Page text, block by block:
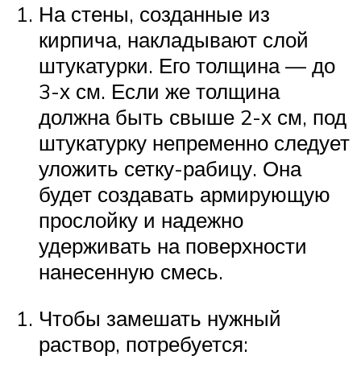
На стены, созданные из
кирпича, накладывают слой
штукатурки. Его толщина — до
3-х см. Если же толщина
должна быть свыше 2-х см, под
штукатурку непременно следует
уложить сетку-рабицу. Она
будет создавать армирующую
прослойку и надежно
удерживать на поверхности
нанесенную смесь.
Чтобы замешать нужный
раствор, потребуется: